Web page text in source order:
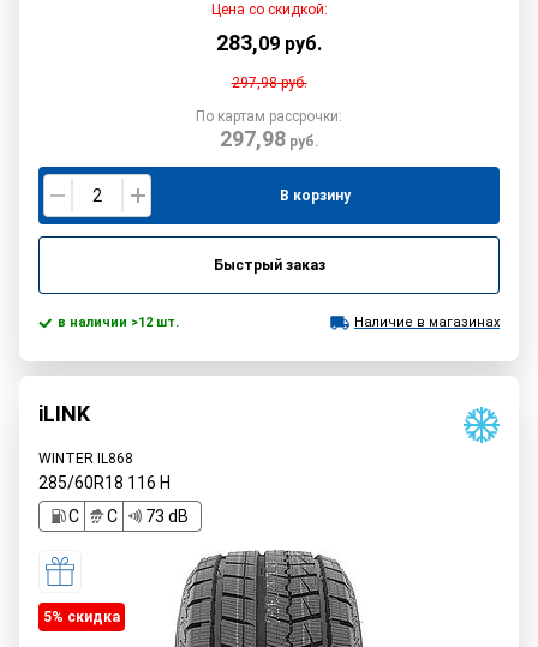
Цена со скидкой:
283,09 руб.
297,98руб.
По картам рассрочки:
297,98руб.
В корзину
Быстрый заказ
в наличии >12 шт. Наличие в магазинах
iLINK
WINTER IL868
285/60R18 116 H
C
C 73 dB
5% cкидка